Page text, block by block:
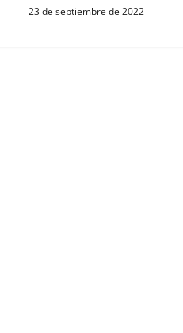
23 de septiembre de 2022